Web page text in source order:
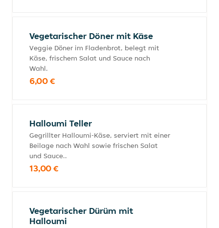
Vegetarischer Döner mit Käse
Veggie Döner im Fladenbrot, belegt mit
Käse, frischem Salat und Sauce nach
Wahl.
6,00 €
Halloumi Teller
Gegrillter Halloumi-Käse, serviert mit einer
Beilage nach Wahl sowie frischen Salat
und Sauce..
13,00 €
Vegetarischer Dürüm mit
Halloumi